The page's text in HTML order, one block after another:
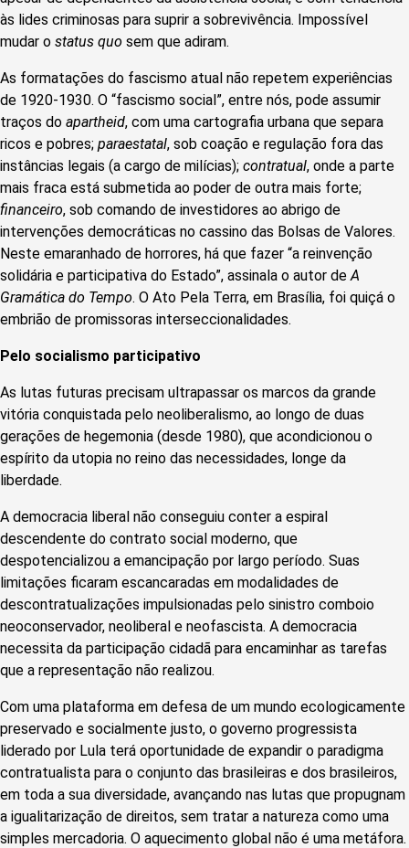
às lides criminosas para suprir a sobrevivência. Impossível
mudar o status quo sem que adiram.
As formatações do fascismo atual não repetem experiências
de 1920-1930. O “fascismo social”, entre nós, pode assumir
traços do apartheid, com uma cartografia urbana que separa
ricos e pobres; paraestatal, sob coação e regulação fora das
instâncias legais (a cargo de milícias); contratual, onde a parte
mais fraca está submetida ao poder de outra mais forte;
financeiro, sob comando de investidores ao abrigo de
intervenções democráticas no cassino das Bolsas de Valores.
Neste emaranhado de horrores, há que fazer “a reinvenção
solidária e participativa do Estado”, assinala o autor de A
Gramática do Tempo. O Ato Pela Terra, em Brasília, foi quiçá o
embrião de promissoras interseccionalidades.
Pelo socialismo participativo
As lutas futuras precisam ultrapassar os marcos da grande
vitória conquistada pelo neoliberalismo, ao longo de duas
gerações de hegemonia (desde 1980), que acondicionou o
espírito da utopia no reino das necessidades, longe da
liberdade.
A democracia liberal não conseguiu conter a espiral
descendente do contrato social moderno, que
despotencializou a emancipação por largo período. Suas
limitações ficaram escancaradas em modalidades de
descontratualizações impulsionadas pelo sinistro comboio
neoconservador, neoliberal e neofascista. A democracia
necessita da participação cidadã para encaminhar as tarefas
que a representação não realizou.
Com uma plataforma em defesa de um mundo ecologicamente
preservado e socialmente justo, o governo progressista
liderado por Lula terá oportunidade de expandir o paradigma
contratualista para o conjunto das brasileiras e dos brasileiros,
em toda a sua diversidade, avançando nas lutas que propugnam
a igualitarização de direitos, sem tratar a natureza como uma
simples mercadoria. O aquecimento global não é uma metáfora.